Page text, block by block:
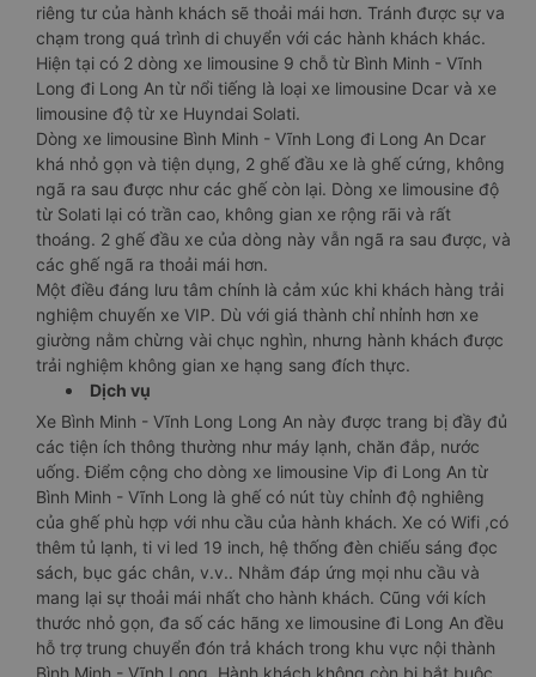
riêng tư của hành khách sẽ thoải mái hơn. Tránh được sự va
chạm trong quá trình di chuyển với các hành khách khác.
Hiện tại có 2 dòng xe limousine 9 chỗ từ Bình Minh - Vĩnh
Long đi Long An từ nổi tiếng là loại xe limousine Dcar và xe
limousine độ từ xe Huyndai Solati.
Dòng xe limousine Bình Minh - Vĩnh Long đi Long An Dcar
khá nhỏ gọn và tiện dụng, 2 ghế đầu xe là ghế cứng, không
ngã ra sau được như các ghế còn lại. Dòng xe limousine độ
từ Solati lại có trần cao, không gian xe rộng rãi và rất
thoáng. 2 ghế đầu xe của dòng này vẫn ngã ra sau được, và
các ghế ngã ra thoải mái hơn.
Một điều đáng lưu tâm chính là cảm xúc khi khách hàng trải
nghiệm chuyến xe VIP. Dù với giá thành chỉ nhỉnh hơn xe
giường nằm chừng vài chục nghìn, nhưng hành khách được
trải nghiệm không gian xe hạng sang đích thực.
Dịch vụ
Xe Bình Minh - Vĩnh Long Long An này được trang bị đầy đủ
các tiện ích thông thường như máy lạnh, chăn đắp, nước
uống. Điểm cộng cho dòng xe limousine Vip đi Long An từ
Bình Minh - Vĩnh Long là ghế có nút tùy chỉnh độ nghiêng
của ghế phù hợp với nhu cầu của hành khách. Xe có Wifi ,có
thêm tủ lạnh, ti vi led 19 inch, hệ thống đèn chiếu sáng đọc
sách, bục gác chân, v.v.. Nhằm đáp ứng mọi nhu cầu và
mang lại sự thoải mái nhất cho hành khách. Cũng với kích
thước nhỏ gọn, đa số các hãng xe limousine đi Long An đều
hỗ trợ trung chuyển đón trả khách trong khu vực nội thành
Bình Minh - Vĩnh Long. Hành khách không còn bị bắt buộc